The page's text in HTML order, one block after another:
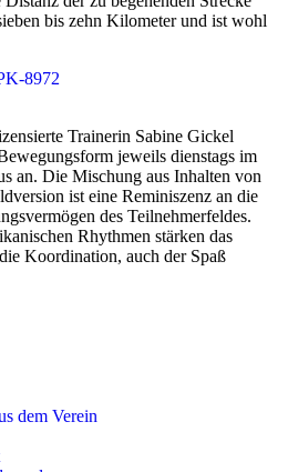
bis zehn Kilometer und ist wohl
Trainerin Sabine Gickel
jeweils dienstags im
an. Die Mischung aus Inhalten von
ist eine Reminiszenz an die
des Teilnehmerfeldes.
Rhythmen stärken das
Koordination, auch der Spaß
dem Verein